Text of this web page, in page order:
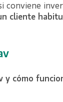
conviene
cliente
y cómo